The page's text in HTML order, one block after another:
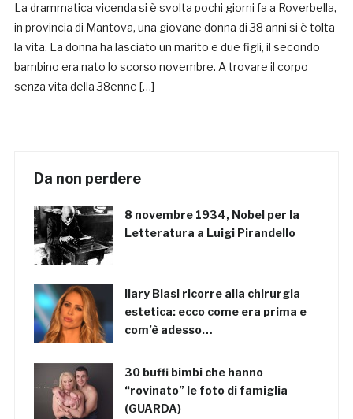
La drammatica vicenda si è svolta pochi giorni fa a Roverbella,
in provincia di Mantova, una giovane donna di 38 anni si è tolta
la vita. La donna ha lasciato un marito e due figli, il secondo
bambino era nato lo scorso novembre. A trovare il corpo
senza vita della 38enne […]
Da non perdere
8 novembre 1934, Nobel per la
Letteratura a Luigi Pirandello
Ilary Blasi ricorre alla chirurgia
estetica: ecco come era prima e
com’è adesso…
30 buffi bimbi che hanno
“rovinato” le foto di famiglia
(GUARDA)